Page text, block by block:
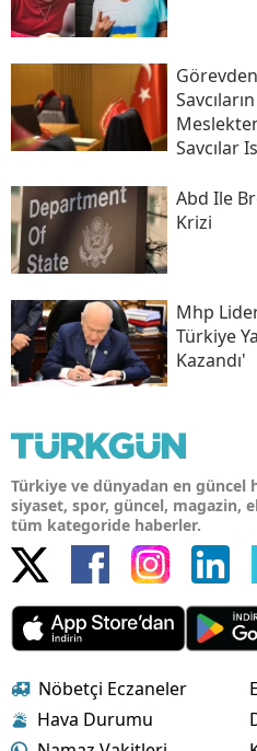
Savcılar
Abd Ile
Krizi
Mhp
Türkiye
Kazandı'
Türkiye ve dünyadan en güncel
siyaset, spor, güncel, magazin,
tüm kategoride haberler.
Nöbetçi Eczaneler
Hava Durumu